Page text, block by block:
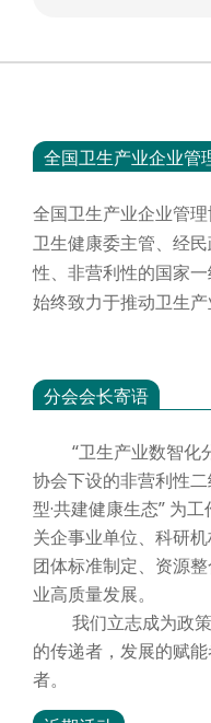
全国卫生产业企业管
全国卫生产业企业管
卫生健康委主管、经
性、非营利性的国家
始终致力于推动卫生产
分会会长寄语
“卫生产业数智化分
协会下设的非营利性
型·共建健康生态” 为
关企事业单位、科研
团体标准制定、资源
业高质量发展。
我们立志成为政策
的传递者，发展的赋
者。